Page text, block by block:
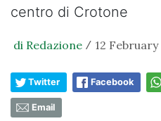
centro di Crotone
di Redazione / 12
Twitter Facebook
Email